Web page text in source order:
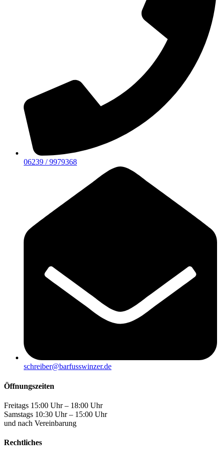
06239 / 9979368
schreiber@barfusswinzer.de
Öffnungszeiten
Freitags 15:00 Uhr – 18:00 Uhr
Samstags 10:30 Uhr – 15:00 Uhr
und nach Vereinbarung
Rechtliches